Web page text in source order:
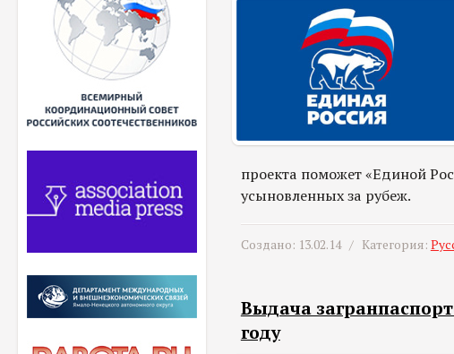
проекта поможет «Единой
усыновленных за рубеж.
Создано: 13.02.14 / Категория:
Выдача
году